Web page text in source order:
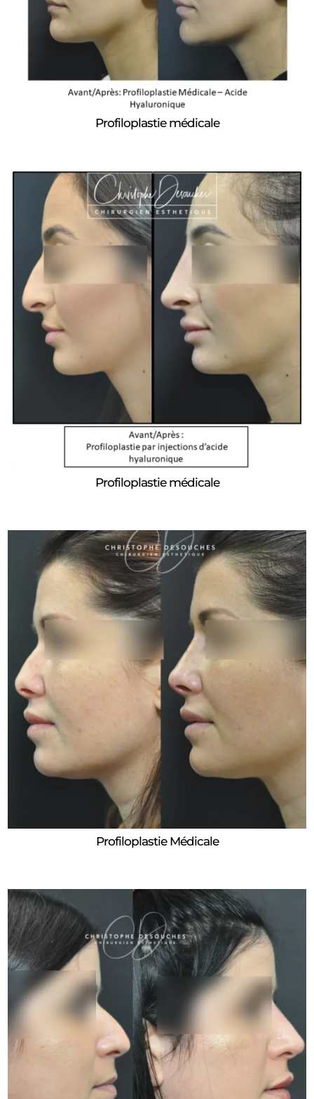
Profiloplastie médicale
Profiloplastie médicale
Profiloplastie Médicale